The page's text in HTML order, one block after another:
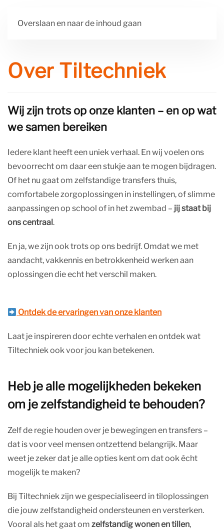
Overslaan en naar de inhoud gaan
Over Tiltechniek
Wij zijn trots op onze klanten – en op wat
we samen bereiken
Iedere klant heeft een uniek verhaal. En wij voelen ons
bevoorrecht om daar een stukje aan te mogen bijdragen.
Of het nu gaat om zelfstandige transfers thuis,
comfortabele zorgoplossingen in instellingen, of slimme
aanpassingen op school of in het zwembad – jij staat bij
ons centraal.
En ja, we zijn ook trots op ons bedrijf. Omdat we met
aandacht, vakkennis en betrokkenheid werken aan
oplossingen die echt het verschil maken.
Ontdek de ervaringen van onze klanten
Laat je inspireren door echte verhalen en ontdek wat
Tiltechniek ook voor jou kan betekenen.
Heb je alle mogelijkheden bekeken
om je zelfstandigheid te behouden?
Zelf de regie houden over je bewegingen en transfers –
dat is voor veel mensen ontzettend belangrijk. Maar
weet je zeker dat je alle opties kent om dat ook écht
mogelijk te maken?
Bij Tiltechniek zijn we gespecialiseerd in tiloplossingen
die jouw zelfstandigheid ondersteunen en versterken.
Vooral als het gaat om zelfstandig wonen en tillen,